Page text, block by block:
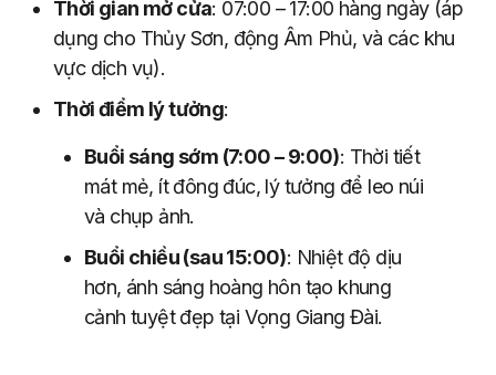
Thời gian mở cửa: 07:00 – 17:00 hàng ngày (áp
dụng cho Thủy Sơn, động Âm Phủ, và các khu
vực dịch vụ).
Thời điểm lý tưởng:
Buổi sáng sớm (7:00 – 9:00): Thời tiết
mát mẻ, ít đông đúc, lý tưởng để leo núi
và chụp ảnh.
Buổi chiều (sau 15:00): Nhiệt độ dịu
hơn, ánh sáng hoàng hôn tạo khung
cảnh tuyệt đẹp tại Vọng Giang Đài.